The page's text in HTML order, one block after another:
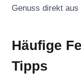
Genuss direkt
Häufige
Tipps